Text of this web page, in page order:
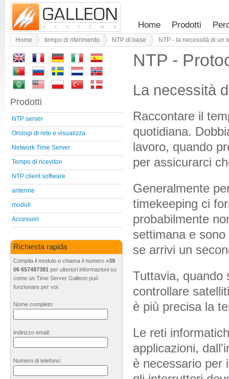
Home Prodotti
Home tempo di riferimento NTP di base NTP - la necessità di un
NTP -
La necessità
Raccontare il
quotidiana.
lavoro, quando
per assicurarci
Generalmente
timekeeping ci
probabilmente
settimana e
se arrivi un
Tuttavia, quando
controllare
è più precisa la
Le reti
applicazioni,
è necessario per
Prodotti
NTP server
Orologi di rete e visualizza
Network Time Server
Tempo di ricevitori
NTP client software
antenne
moduli
Accessori
Richiesta rapida
Compila il modulo o chiama il numero +39
06 657487381 per ulteriori informazioni su
come un Time Server Galleon può
funzionare per voi.
Nome completo:
Indirizzo email:
Numero di telefono: